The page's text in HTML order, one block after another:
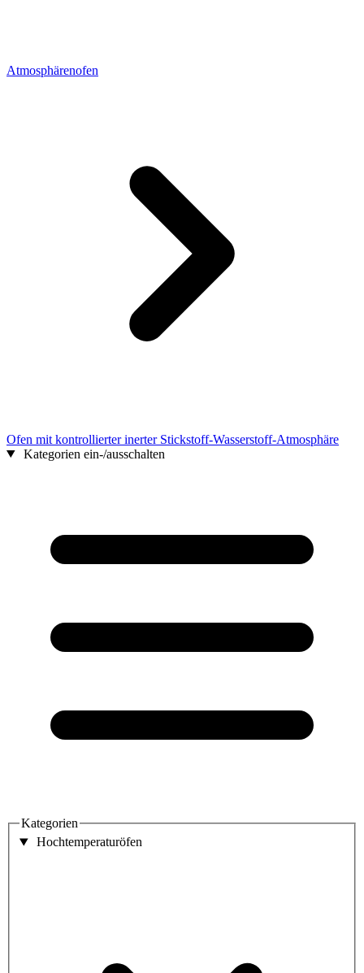
Atmosphärenofen
Ofen mit kontrollierter inerter Stickstoff-Wasserstoff-Atmosphäre
Kategorien ein-/ausschalten
Kategorien
Hochtemperaturöfen